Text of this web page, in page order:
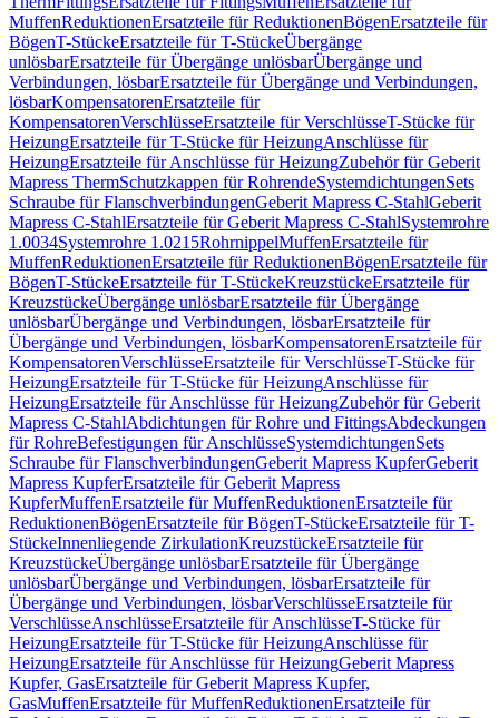
MuffenReduktionenErsatzteile für ReduktionenBögenErsatzteile für
BögenT-StückeErsatzteile für T-StückeÜbergänge
unlösbarErsatzteile für Übergänge unlösbarÜbergänge und
Verbindungen, lösbarErsatzteile für Übergänge und Verbindungen,
lösbarKompensatorenErsatzteile für
KompensatorenVerschlüsseErsatzteile für VerschlüsseT-Stücke für
HeizungErsatzteile für T-Stücke für HeizungAnschlüsse für
HeizungErsatzteile für Anschlüsse für HeizungZubehör für Geberit
Mapress ThermSchutzkappen für RohrendeSystemdichtungenSets
Schraube für FlanschverbindungenGeberit Mapress C-StahlGeberit
Mapress C-StahlErsatzteile für Geberit Mapress C-StahlSystemrohre
1.0034Systemrohre 1.0215RohrnippelMuffenErsatzteile für
MuffenReduktionenErsatzteile für ReduktionenBögenErsatzteile für
BögenT-StückeErsatzteile für T-StückeKreuzstückeErsatzteile für
KreuzstückeÜbergänge unlösbarErsatzteile für Übergänge
unlösbarÜbergänge und Verbindungen, lösbarErsatzteile für
Übergänge und Verbindungen, lösbarKompensatorenErsatzteile für
KompensatorenVerschlüsseErsatzteile für VerschlüsseT-Stücke für
HeizungErsatzteile für T-Stücke für HeizungAnschlüsse für
HeizungErsatzteile für Anschlüsse für HeizungZubehör für Geberit
Mapress C-StahlAbdichtungen für Rohre und FittingsAbdeckungen
für RohreBefestigungen für AnschlüsseSystemdichtungenSets
Schraube für FlanschverbindungenGeberit Mapress KupferGeberit
Mapress KupferErsatzteile für Geberit Mapress
KupferMuffenErsatzteile für MuffenReduktionenErsatzteile für
ReduktionenBögenErsatzteile für BögenT-StückeErsatzteile für T-
StückeInnenliegende ZirkulationKreuzstückeErsatzteile für
KreuzstückeÜbergänge unlösbarErsatzteile für Übergänge
unlösbarÜbergänge und Verbindungen, lösbarErsatzteile für
Übergänge und Verbindungen, lösbarVerschlüsseErsatzteile für
VerschlüsseAnschlüsseErsatzteile für AnschlüsseT-Stücke für
HeizungErsatzteile für T-Stücke für HeizungAnschlüsse für
HeizungErsatzteile für Anschlüsse für HeizungGeberit Mapress
Kupfer, GasErsatzteile für Geberit Mapress Kupfer,
GasMuffenErsatzteile für MuffenReduktionenErsatzteile für